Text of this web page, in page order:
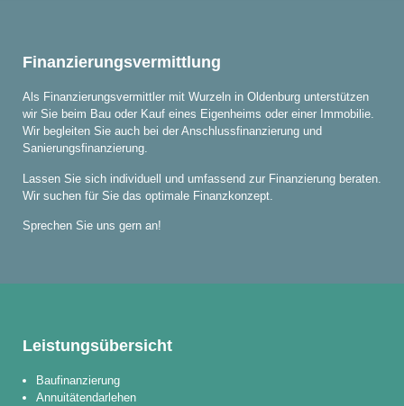
Finanzierungs­vermittlung
Als Finanzierungs­vermittler mit Wurzeln in Oldenburg unter­stützen
wir Sie beim Bau oder Kauf eines Eigenheims oder einer Immobilie.
Wir begleiten Sie auch bei der Anschluss­finanzierung und
Sanierungs­finanzierung.
Lassen Sie sich individuell und umfassend zur Finanzierung beraten.
Wir suchen für Sie das optimale Finanzkonzept.
Sprechen Sie uns gern an!
Leistungs­übersicht
Baufinanzierung
Annuitätendarlehen